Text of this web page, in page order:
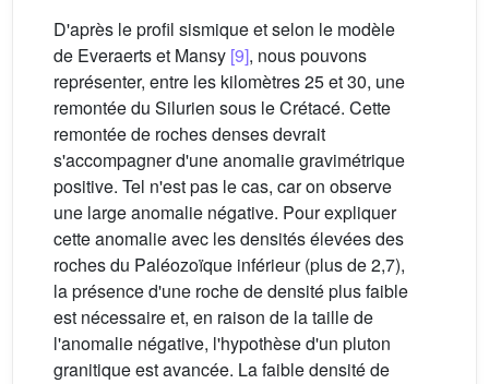
D'après le profil sismique et selon le modèle
de Everaerts et Mansy [9], nous pouvons
représenter, entre les kilomètres 25 et 30, une
remontée du Silurien sous le Crétacé. Cette
remontée de roches denses devrait
s'accompagner d'une anomalie gravimétrique
positive. Tel n'est pas le cas, car on observe
une large anomalie négative. Pour expliquer
cette anomalie avec les densités élevées des
roches du Paléozoïque inférieur (plus de 2,7),
la présence d'une roche de densité plus faible
est nécessaire et, en raison de la taille de
l'anomalie négative, l'hypothèse d'un pluton
granitique est avancée. La faible densité de